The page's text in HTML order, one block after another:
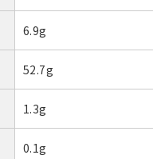
6.9g
52.7g
1.3g
0.1g